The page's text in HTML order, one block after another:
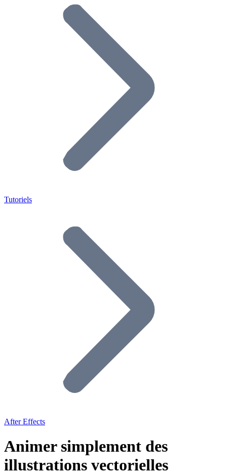
Tutoriels
After Effects
Animer simplement des
illustrations vectorielles